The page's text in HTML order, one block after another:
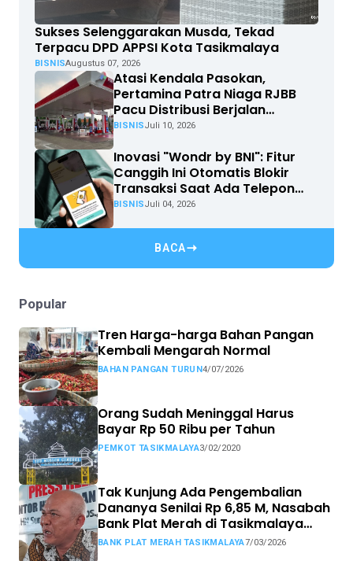
Sukses Selenggarakan Musda, Tekad
Terpacu DPD APPSI Kota Tasikmalaya
BISNISAugustus 07, 2026
Atasi Kendala Pasokan,
Pertamina Patra Niaga RJBB
Pacu Distribusi Berjalan
Optimal
BISNISJuli 10, 2026
Inovasi "Wondr by BNI": Fitur
Canggih Ini Otomatis Blokir
Transaksi Saat Ada Telepon
Masuk
BISNISJuli 04, 2026
BACA
Popular
Tren Harga-harga Bahan Pangan
Kembali Mengarah Normal
BAHAN PANGAN TURUN4/07/2026
Orang Sudah Meninggal Harus
Bayar Rp 50 Ribu per Tahun
PEMKOT TASIKMALAYA3/02/2020
Tak Kunjung Ada Pengembalian
Dananya Senilai Rp 6,85 M, Nasabah
Bank Plat Merah di Tasikmalaya
Siap Tempuh Jalur Hukum.
BANK PLAT MERAH TASIKMALAYA7/03/2026